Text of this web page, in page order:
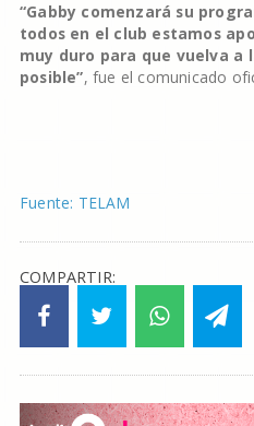
“Gabby comenzará su
todos en el club estamos
muy duro para que vuelva a
posible”, fue el comunicado
Fuente: TELAM
COMPARTIR: